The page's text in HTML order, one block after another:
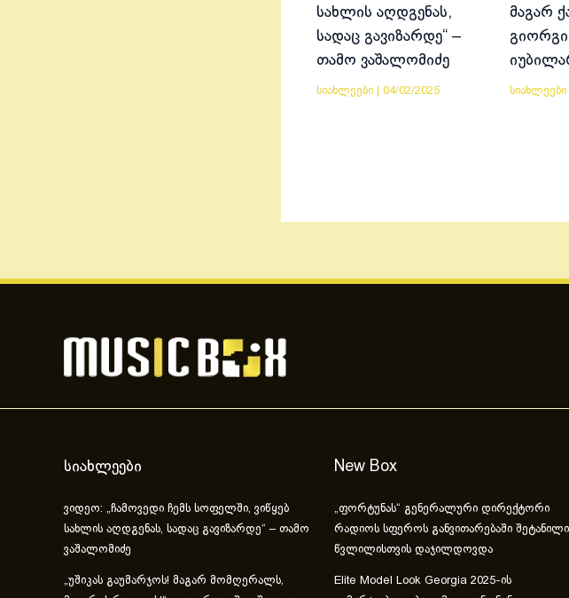
სახლის აღდგენას,
სადაც გავიზარდე“ –
თამო ვაშალომიძე
სიახლეები 04/02/2025
მაგარ
გიორგი
სიახლეები
სიახლეები
ვიდეო: „ჩამოვედი ჩემს სოფელში, ვიწყებ
სახლის აღდგენას, სადაც გავიზარდე“ – თამო
ვაშალომიძე
„უშიკას გაუმარჯოს! მაგარ მომღერალს,
New Box
„ფორტუნას“ გენერალური დირექტორი
რადიოს სფეროს განვითარებაში შეტანილი
წვლილისთვის დაჯილდოვდა
Elite Model Look Georgia 2025-ის